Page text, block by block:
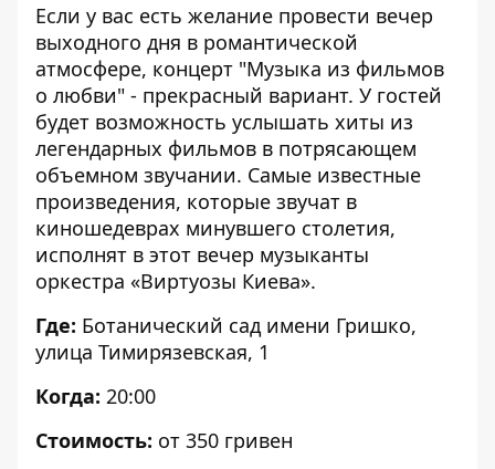
Если у вас есть желание провести вечер
выходного дня в романтической
атмосфере, концерт "Музыка из фильмов
о любви" - прекрасный вариант. У гостей
будет возможность услышать хиты из
легендарных фильмов в потрясающем
объемном звучании. Самые известные
произведения, которые звучат в
киношедеврах минувшего столетия,
исполнят в этот вечер музыканты
оркестра «Виртуозы Киева».
Где: Ботанический сад имени Гришко,
улица Тимирязевская, 1
Когда: 20:00
Стоимость: от 350 гривен